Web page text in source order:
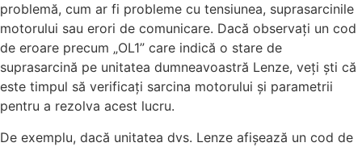
problemă, cum ar fi probleme cu tensiunea, suprasarcinile
motorului sau erori de comunicare. Dacă observați un cod
de eroare precum „OL1” care indică o stare de
suprasarcină pe unitatea dumneavoastră Lenze, veți ști că
este timpul să verificați sarcina motorului și parametrii
pentru a rezolva acest lucru.
De exemplu, dacă unitatea dvs. Lenze afișează un cod de